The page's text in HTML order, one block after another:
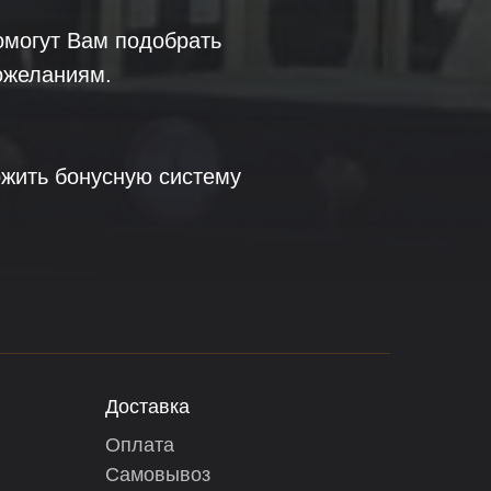
Вам подобрать
бонусную систему
Доставка
Оплата
Самовывоз